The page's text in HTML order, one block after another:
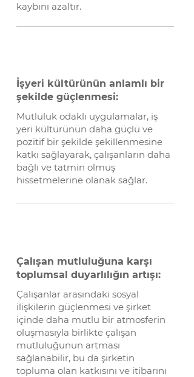
kaybını azaltır.
İşyeri kültürünün anlamlı bir
şekilde güçlenmesi:
Mutluluk odaklı uygulamalar, iş
yeri kültürünün daha güçlü ve
pozitif bir şekilde şekillenmesine
katkı sağlayarak, çalışanların daha
bağlı ve tatmin olmuş
hissetmelerine olanak sağlar.
Çalışan mutluluğuna karşı
toplumsal duyarlılığın artışı:
Çalışanlar arasındaki sosyal
ilişkilerin güçlenmesi ve şirket
içinde daha mutlu bir atmosferin
oluşmasıyla birlikte çalışan
mutluluğunun artması
sağlanabilir, bu da şirketin
topluma olan katkısını ve itibarını